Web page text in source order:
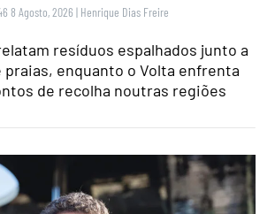
8 Agosto, 2026 | Henrique Dias Freire
resíduos espalhados junto a
praias, enquanto o Volta enfrenta
de recolha noutras regiões